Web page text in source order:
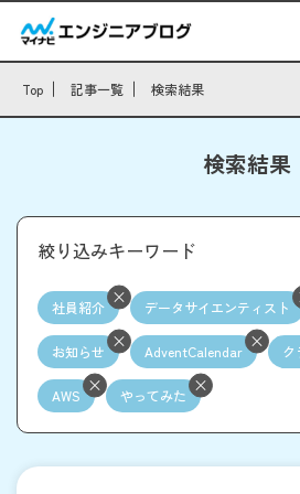
Top 記事一覧 検索結果
検索結果
絞り込みキーワード
社員紹介 データサイエンティスト
お知らせ AdventCalendar ク
AWS やってみた